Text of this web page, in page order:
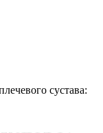
сустава: